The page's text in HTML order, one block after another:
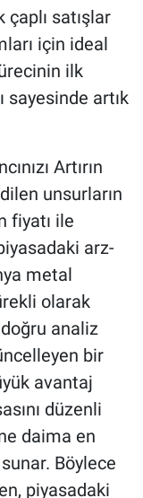
satışlar
için ideal
ilk
sayesinde artık
Artırın
unsurların
fiyatı ile
arz-
metal
olarak
analiz
bir
avantaj
düzenli
daima en
Böylece
piyasadaki